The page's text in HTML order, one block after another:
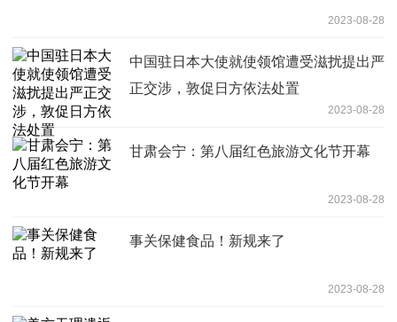
2023-08-28
中国驻日本大使就使领馆遭受滋扰提出严
正交涉，敦促日方依法处置
2023-08-28
甘肃会宁：第八届红色旅游文化节开幕
2023-08-28
事关保健食品！新规来了
2023-08-28